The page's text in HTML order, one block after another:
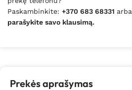
Paskambinkite: +370 683 68331 arba
parašykite savo klausimą.
Prekės aprašymas